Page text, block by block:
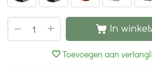
+
− In
Toevoegen aan